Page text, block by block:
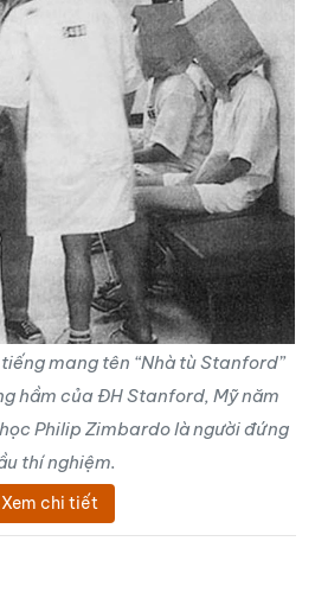
mang tên “Nhà tù Stanford”
hầm của ĐH Stanford, Mỹ năm
Philip Zimbardo là người đứng
thí nghiệm.
Xem chi tiết